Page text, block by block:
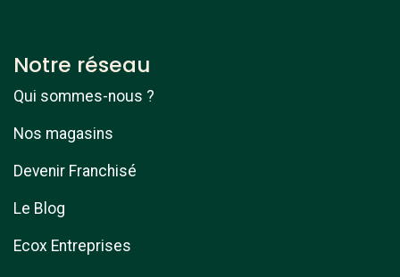
Notre réseau
Qui sommes-nous ?
Nos magasins
Devenir Franchisé
Le Blog
Ecox Entreprises